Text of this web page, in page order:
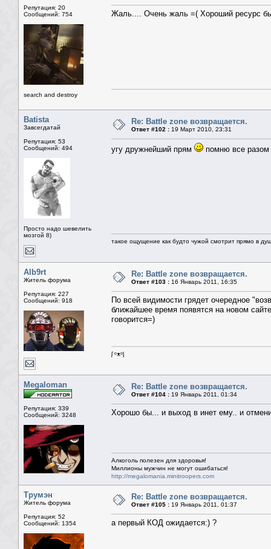
Репутация: 20
Сообщений: 754
search and destroy
Жаль.... Очень жаль =( Хороший ресурс
Batista
Завсегдатай
Репутация: 53
Сообщений: 494
Просто надо шевелить
мозгой 8)
Re: Battle zone возвращается.
Ответ #102 : 19 Март 2010, 23:31
угу дружнейший прям помню все разом
такое ощущение как будто чужой смотрит прямо в
Alb9rt
Житель форума
Репутация: 227
Сообщений: 918
Re: Battle zone возвращается.
Ответ #103 : 16 Январь 2011, 16:35
По всей видимости грядет очередное
ближайшее время появятся на новом
говорится=)
ᶘ ᵒᴥᵒᶅ
Megaloman
Репутация: 339
Сообщений: 3248
Re: Battle zone возвращается.
Ответ #104 : 19 Январь 2011, 01:34
Хорошо бы... и выход в инет ему.. и
Алкоголь полезен для здоровья!
Миллионы мужчин не могут ошибаться!
http://megalomania.minitroopers.com
Трумэн
Житель форума
Репутация: 52
Сообщений: 1354
Re: Battle zone возвращается.
Ответ #105 : 19 Январь 2011, 01:37
а первый КОД ожидается:) ?